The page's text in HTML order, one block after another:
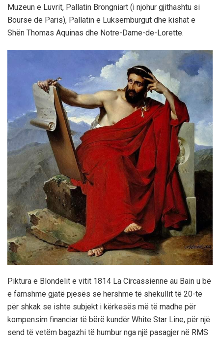
Muzeun e Luvrit, Pallatin Brongniart (i njohur gjithashtu si
Bourse de Paris), Pallatin e Luksemburgut dhe kishat e
Shën Thomas Aquinas dhe Notre-Dame-de-Lorette.
Piktura e Blondelit e vitit 1814 La Circassienne au Bain u bë
e famshme gjatë pjesës së hershme të shekullit të 20-të
për shkak se ishte subjekt i kërkesës më të madhe për
kompensim financiar të bërë kundër White Star Line, për një
send të vetëm bagazhi të humbur nga një pasagjer në RMS